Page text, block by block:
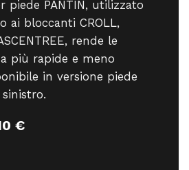
piede PANTIN, utilizzato
ai bloccanti CROLL,
rende le
più rapide e meno
in versione piede
€Il